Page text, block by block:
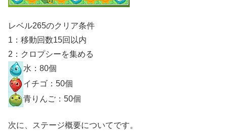
レベル265のクリア条件
1：移動回数15回以内
2：クロプシーを集める
水：80個
イチゴ：50個
青りんご：50個
次に、ステージ概要についてです。